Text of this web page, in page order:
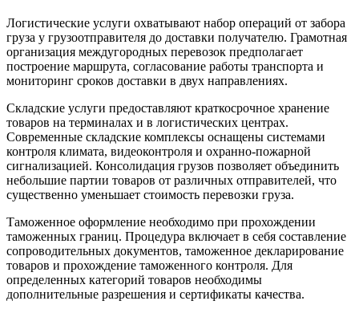
Логистические услуги охватывают набор операций от забора
груза у грузоотправителя до доставки получателю. Грамотная
организация междугородных перевозок предполагает
построение маршрута, согласование работы транспорта и
мониторинг сроков доставки в двух направлениях.
Складские услуги предоставляют краткосрочное хранение
товаров на терминалах и в логистических центрах.
Современные складские комплексы оснащены системами
контроля климата, видеоконтроля и охранно-пожарной
сигнализацией. Консолидация грузов позволяет объединить
небольшие партии товаров от различных отправителей, что
существенно уменьшает стоимость перевозки груза.
Таможенное оформление необходимо при прохождении
таможенных границ. Процедура включает в себя составление
сопроводительных документов, таможенное декларирование
товаров и прохождение таможенного контроля. Для
определенных категорий товаров необходимы
дополнительные разрешения и сертификаты качества.